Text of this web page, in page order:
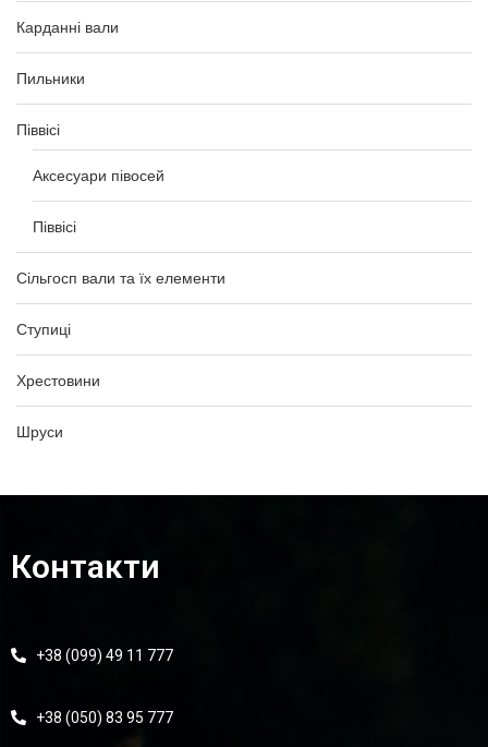
Карданні вали
Пильники
Піввісі
Аксесуари півосей
Піввісі
Сільгосп вали та їх елементи
Ступиці
Хрестовини
Шруси
Контакти
+38 (099) 49 11 777
+38 (050) 83 95 777